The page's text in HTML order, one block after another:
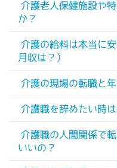
介護老人保健施設や
か？
介護の給料は本当に
月収は？）
介護の現場の転職と
介護職を辞めたい時
介護職の人間関係で
いいの？